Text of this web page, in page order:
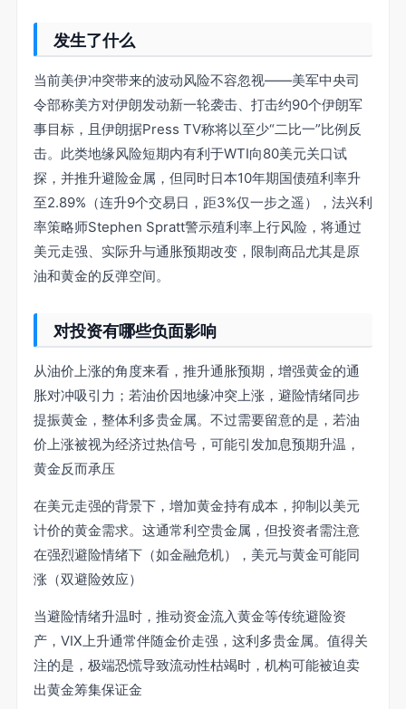
发生了什么
当前美伊冲突带来的波动风险不容忽视——美军中央司
令部称美方对伊朗发动新一轮袭击、打击约90个伊朗军
事目标，且伊朗据Press TV称将以至少“二比一”比例反
击。此类地缘风险短期内有利于WTI向80美元关口试
探，并推升避险金属，但同时日本10年期国债殖利率升
至2.89%（连升9个交易日，距3%仅一步之遥），法兴利
率策略师Stephen Spratt警示殖利率上行风险，将通过
美元走强、实际升与通胀预期改变，限制商品尤其是原
油和黄金的反弹空间。
对投资有哪些负面影响
从油价上涨的角度来看，推升通胀预期，增强黄金的通
胀对冲吸引力；若油价因地缘冲突上涨，避险情绪同步
提振黄金，整体利多贵金属。不过需要留意的是，若油
价上涨被视为经济过热信号，可能引发加息预期升温，
黄金反而承压
在美元走强的背景下，增加黄金持有成本，抑制以美元
计价的黄金需求。这通常利空贵金属，但投资者需注意
在强烈避险情绪下（如金融危机），美元与黄金可能同
涨（双避险效应）
当避险情绪升温时，推动资金流入黄金等传统避险资
产，VIX上升通常伴随金价走强，这利多贵金属。值得关
注的是，极端恐慌导致流动性枯竭时，机构可能被迫卖
出黄金筹集保证金